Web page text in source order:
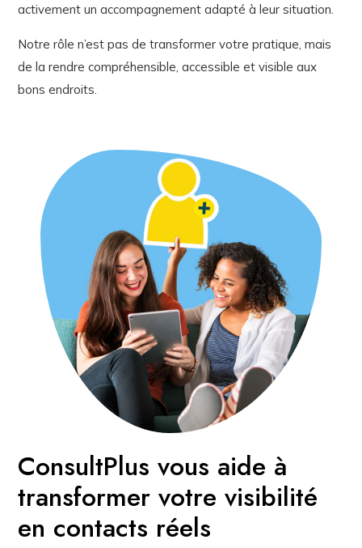
activement un accompagnement adapté à leur situation.
Notre rôle n’est pas de transformer votre pratique, mais
de la rendre compréhensible, accessible et visible aux
bons endroits.
ConsultPlus vous aide à
transformer votre visibilité
en contacts réels